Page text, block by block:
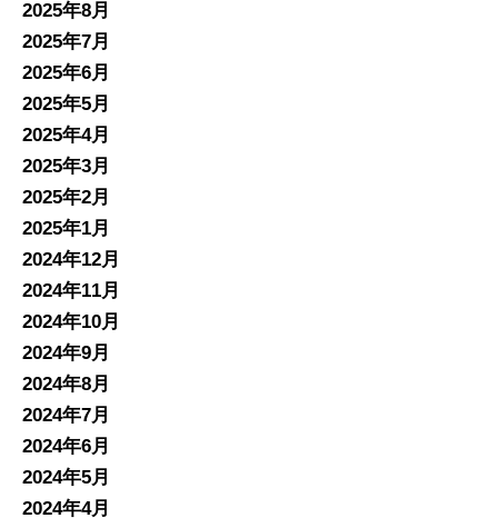
2025年8月
2025年7月
2025年6月
2025年5月
2025年4月
2025年3月
2025年2月
2025年1月
2024年12月
2024年11月
2024年10月
2024年9月
2024年8月
2024年7月
2024年6月
2024年5月
2024年4月